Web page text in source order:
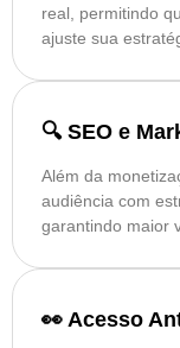
real, permitindo
ajuste sua
🔍 SEO e
Além da
audiência com
garantindo maior
👀 Acesso